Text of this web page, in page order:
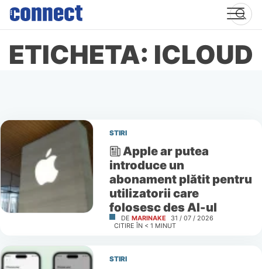
Skip
content
ETICHETA: ICLOUD
STIRI
Apple ar putea
introduce un
abonament plătit pentru
utilizatorii care
folosesc des AI-ul
DE MARINAKE
31 / 07 / 2026
CITIRE ÎN < 1 MINUT
STIRI